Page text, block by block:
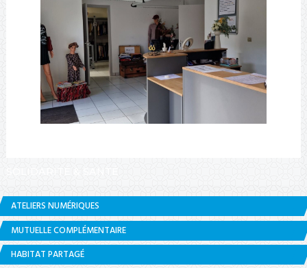
ATELIERS NUMÉRIQUES
MUTUELLE COMPLÉMENTAIRE
HABITAT PARTAGÉ